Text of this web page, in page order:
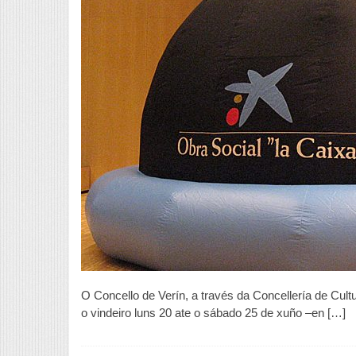
á
O Concello de Verín, a través da Concellería de
o vindeiro luns 20 ate o sábado 25 de xuño –en […]